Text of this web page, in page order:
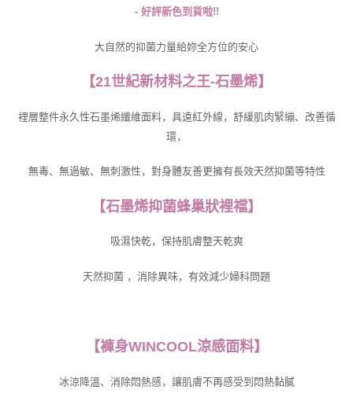
- 好評新色到貨啦!!
大自然的抑菌力量給妳全方位的安心
【21世紀新材料之王-石墨烯】
裡層整件永久性石墨烯纖維面料，具遠紅外線，舒緩肌肉緊繃、改善循
環，
無毒、無過敏、無刺激性，對身體友善更擁有長效天然抑菌等特性
【石墨烯抑菌蜂巢狀裡襠】
吸濕快乾，保持肌膚整天乾爽
天然抑菌 ，消除異味，有效減少婦科問題
【褲身WINCOOL涼感面料】
冰涼降溫、消除悶熱感，讓肌膚不再感受到悶熱黏膩